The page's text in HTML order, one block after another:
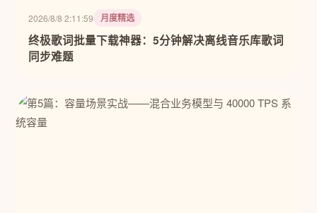
2026/8/8 2:11:59 月度精选
终极歌词批量下载神器：5分钟解决离线音乐库歌词
同步难题